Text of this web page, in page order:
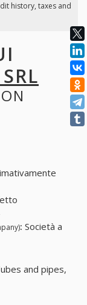
history, taxes and
: Società a
and pipes,